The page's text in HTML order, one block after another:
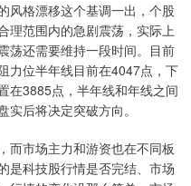
格漂移这个基调一出，个股
理范围内的急剧震荡，实际上
荡还需要维持一段时间。目前
力位半年线目前在4047点，下
在3885点，半年线和年线之间
后将决定突破方向。
市场主力和游资也在不同板
是科技股行情是否完结、市场